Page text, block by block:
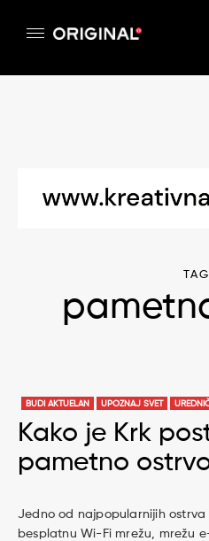
BUDI AKTUELAN UPOZNAJ SVET
Kako je Krk
pametno
Jedno od najpopularnijih ostrva
besplatnu Wi-Fi mrežu, mrežu